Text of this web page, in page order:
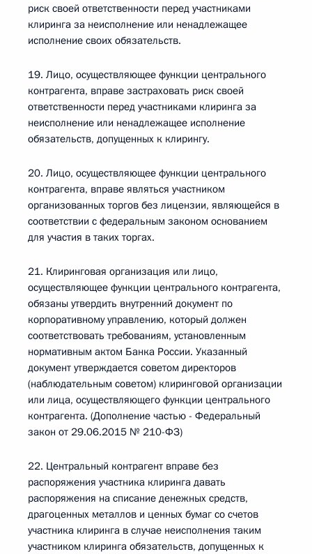
риск своей ответственности перед участниками
клиринга за неисполнение или ненадлежащее
исполнение своих обязательств.
19. Лицо, осуществляющее функции центрального
контрагента, вправе застраховать риск своей
ответственности перед участниками клиринга за
неисполнение или ненадлежащее исполнение
обязательств, допущенных к клирингу.
20. Лицо, осуществляющее функции центрального
контрагента, вправе являться участником
организованных торгов без лицензии, являющейся в
соответствии с федеральным законом основанием
для участия в таких торгах.
21. Клиринговая организация или лицо,
осуществляющее функции центрального контрагента,
обязаны утвердить внутренний документ по
корпоративному управлению, который должен
соответствовать требованиям, установленным
нормативным актом Банка России. Указанный
документ утверждается советом директоров
(наблюдательным советом) клиринговой организации
или лица, осуществляющего функции центрального
контрагента. (Дополнение частью - Федеральный
закон от 29.06.2015 № 210-ФЗ)
22. Центральный контрагент вправе без
распоряжения участника клиринга давать
распоряжения на списание денежных средств,
драгоценных металлов и ценных бумаг со счетов
участника клиринга в случае неисполнения таким
участником клиринга обязательств, допущенных к